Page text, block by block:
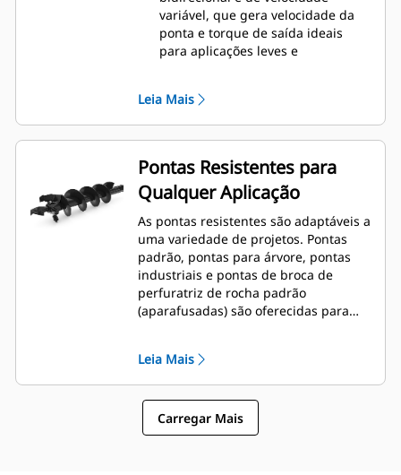
variável, que gera velocidade da
ponta e torque de saída ideais
para aplicações leves e
um motor hidráulico estilo gerotor
com acionamento planetário de
redução simples, bidirecional e de
velocidade variável, montado em
uma caixa de engrenagem
planetária para oferecer
velocidade da ponta e torque de
saída ideais para aplicações
moderadas e pesadas.
Os equipamentos A68 contam com
um motor de engrenagem
hidráulico com acionamento
planetário de redução duplo,
variável, montado em uma caixa
torque de saída ideais para
atender aos requisitos de
Leia Mais
Pontas Resistentes para
Qualquer Aplicação
As pontas resistentes são adaptáveis a
uma variedade de projetos. Pontas
padrão, pontas para árvore, pontas
industriais e pontas de broca de
perfuratriz de rocha padrão
(aparafusadas) são oferecidas para
Leia Mais
Carregar Mais